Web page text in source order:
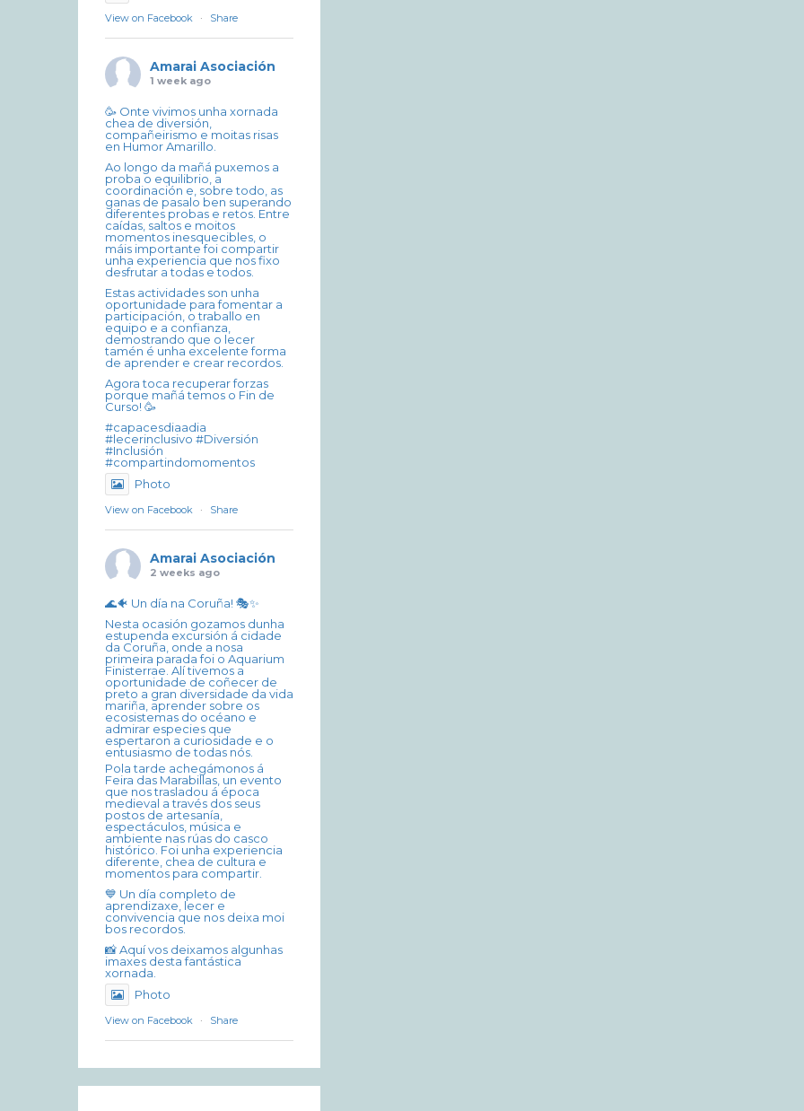
View on Facebook · Share
Amarai Asociación
1 week ago
🥳 Onte vivimos unha xornada
chea de diversión,
compañeirismo e moitas risas
en Humor Amarillo.
Ao longo da mañá puxemos a
proba o equilibrio, a
coordinación e, sobre todo, as
ganas de pasalo ben superando
diferentes probas e retos. Entre
caídas, saltos e moitos
momentos inesquecibles, o
máis importante foi compartir
unha experiencia que nos fixo
desfrutar a todas e todos.
Estas actividades son unha
oportunidade para fomentar a
participación, o traballo en
equipo e a confianza,
demostrando que o lecer
tamén é unha excelente forma
de aprender e crear recordos.
Agora toca recuperar forzas
porque mañá temos o Fin de
Curso! 🥳
#capacesdiaadia
#lecerinclusivo #Diversión
#Inclusión
#compartindomomentos
Photo
View on Facebook · Share
Amarai Asociación
2 weeks ago
🌊🐠 Un día na Coruña! 🎭✨
Nesta ocasión gozamos dunha
estupenda excursión á cidade
da Coruña, onde a nosa
primeira parada foi o Aquarium
Finisterrae. Alí tivemos a
oportunidade de coñecer de
preto a gran diversidade da vida
mariña, aprender sobre os
ecosistemas do océano e
admirar especies que
espertaron a curiosidade e o
entusiasmo de todas nós.
Pola tarde achegámonos á
Feira das Marabillas, un evento
que nos trasladou á época
medieval a través dos seus
postos de artesanía,
espectáculos, música e
ambiente nas rúas do casco
histórico. Foi unha experiencia
diferente, chea de cultura e
momentos para compartir.
💙 Un día completo de
aprendizaxe, lecer e
convivencia que nos deixa moi
bos recordos.
📸 Aquí vos deixamos algunhas
imaxes desta fantástica
xornada.
Photo
View on Facebook · Share